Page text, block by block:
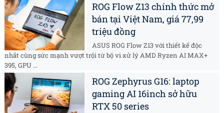
ROG Flow Z13 chính thức mở
bán tại Việt Nam, giá 77,99
triệu đồng
ASUS ROG Flow Z13 với thiết kế độc
nhất cùng sức mạnh vượt trội từ bộ vi xử lý AMD Ryzen AI MAX+
395, GPU ...
ROG Zephyrus G16: laptop
gaming AI 16inch sở hữu
RTX 50 series